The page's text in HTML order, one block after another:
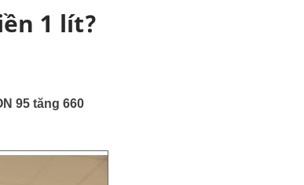
1 lít?
95 tăng 660